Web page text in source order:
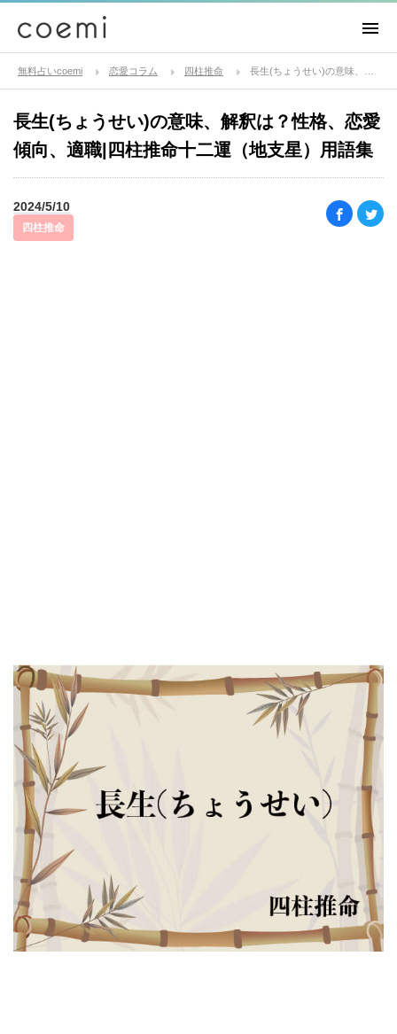
無料占いcoemi 恋愛コラム 四柱推命
長生(ちょうせい)の意味、解釈は？性格、恋愛
傾向、適職|四柱推命十二運（地支星）用語集
2024/5/10
四柱推命